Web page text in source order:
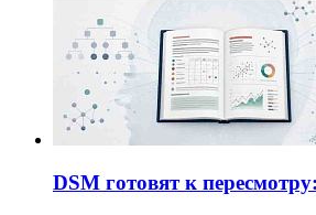
DSM готовят к